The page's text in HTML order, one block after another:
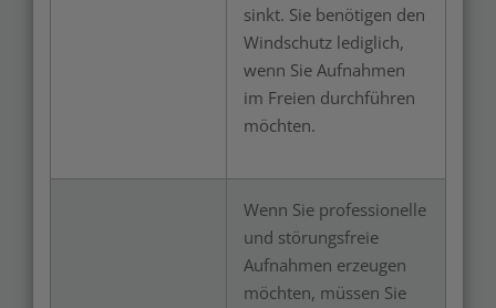
sinkt. Sie benötigen den
Windschutz lediglich,
wenn Sie Aufnahmen
im Freien durchführen
möchten.
Wenn Sie professionelle
und störungsfreie
Aufnahmen erzeugen
möchten, müssen Sie